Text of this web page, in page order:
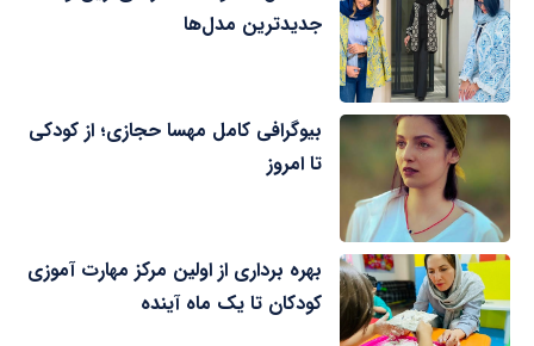
جدیدترین مدل‌ها
بیوگرافی کامل مهسا حجازی؛ از کودکی
تا امروز
بهره برداری از اولین مرکز مهارت آموزی
کودکان تا یک ماه آینده